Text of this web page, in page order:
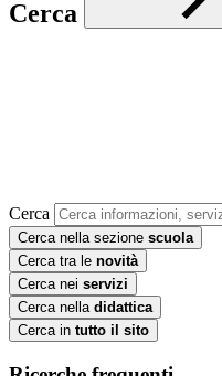
Cerca
Cerca
Cerca nella sezione scuola
Cerca tra le novità
Cerca nei servizi
Cerca nella didattica
Cerca in tutto il sito